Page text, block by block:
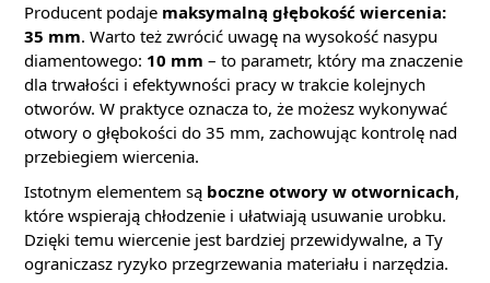
Producent podaje maksymalną głębokość wiercenia:
35 mm. Warto też zwrócić uwagę na wysokość nasypu
diamentowego: 10 mm – to parametr, który ma znaczenie
dla trwałości i efektywności pracy w trakcie kolejnych
otworów. W praktyce oznacza to, że możesz wykonywać
otwory o głębokości do 35 mm, zachowując kontrolę nad
przebiegiem wiercenia.
Istotnym elementem są boczne otwory w otwornicach,
które wspierają chłodzenie i ułatwiają usuwanie urobku.
Dzięki temu wiercenie jest bardziej przewidywalne, a Ty
ograniczasz ryzyko przegrzewania materiału i narzędzia.